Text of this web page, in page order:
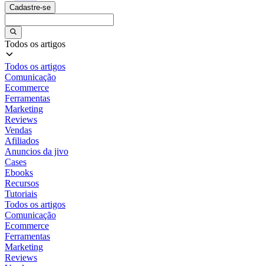
Cadastre-se
Todos os artigos
Todos os artigos
Comunicação
Ecommerce
Ferramentas
Marketing
Reviews
Vendas
Afiliados
Anuncios da jivo
Cases
Ebooks
Recursos
Tutoriais
Todos os artigos
Comunicação
Ecommerce
Ferramentas
Marketing
Reviews